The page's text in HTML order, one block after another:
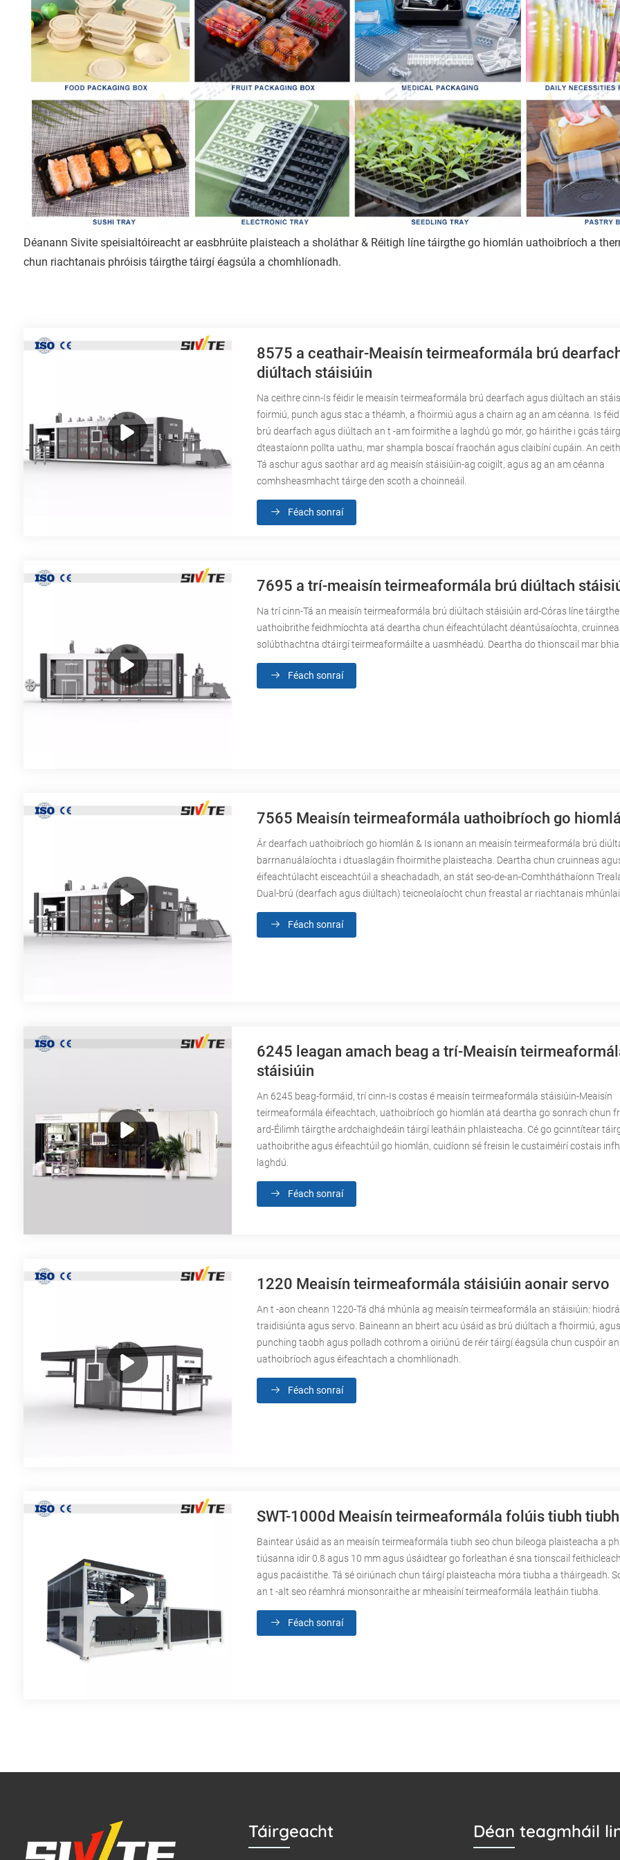
Déanann Sivite speisialtóireacht ar easbhrúite plaisteach a sholáthar & Réitigh líne táirgthe go hiomlán uathoibríoch a
chun riachtanais phróisis táirgthe táirgí éagsúla a chomhlíonadh.
8575 a ceathair-Meaisín teirmeaformála brú
diúltach stáisiúin
Na ceithre cinn-Is féidir le meaisín teirmeaformála brú dearfach agus diúltach an
foirmiú, punch agus stac a théamh, a fhoirmiú agus a chairn ag an am céanna. Is
brú dearfach agus diúltach an t -am foirmithe a laghdú go mór, go háirithe i gcás
dteastaíonn pollta uathu, mar shampla boscaí fraochán agus claibíní cupáin. An
Tá aschur agus saothar ard ag meaisín stáisiúin-ag coigilt, agus ag an am céanna
comhsheasmhacht táirge den scoth a choinneáil.
Féach sonraí
7695 a trí-meaisín teirmeaformála brú diúltach
Na trí cinn-Tá an meaisín teirmeaformála brú diúltach stáisiúin ard-Córas líne táirgthe
uathoibrithe feidhmíochta atá deartha chun éifeachtúlacht déantúsaíochta,
solúbthachtna dtáirgí teirmeaformáilte a uasmhéadú. Deartha do thionscail mar
Féach sonraí
7565 Meaisín teirmeaformála uathoibríoch go
Ár dearfach uathoibríoch go hiomlán & Is ionann an meaisín teirmeaformála brú
barrnanuálaíochta i dtuaslagáin fhoirmithe plaisteacha. Deartha chun cruinneas
éifeachtúlacht eisceachtúil a sheachadadh, an stát seo-de-an-Comhtháthaíonn
Dual-brú (dearfach agus diúltach) teicneolaíocht chun freastal ar riachtanais
Féach sonraí
6245 leagan amach beag a trí-Meaisín
stáisiúin
An 6245 beag-formáid, trí cinn-Is costas é meaisín teirmeaformála stáisiúin-Meaisín
teirmeaformála éifeachtach, uathoibríoch go hiomlán atá deartha go sonrach chun
ard-Éilimh táirgthe ardchaighdeáin táirgí leatháin phlaisteacha. Cé go gcinntítear
uathoibrithe agus éifeachtúil go hiomlán, cuidíonn sé freisin le custaiméirí costais
laghdú.
Féach sonraí
1220 Meaisín teirmeaformála stáisiúin aonair servo
An t -aon cheann 1220-Tá dhá mhúnla ag meaisín teirmeaformála an stáisiúin:
traidisiúnta agus servo. Baineann an bheirt acu úsáid as brú diúltach a fhoirmiú,
punching taobh agus polladh cothrom a oiriúnú de réir táirgí éagsúla chun cuspóir
uathoibríoch agus éifeachtach a chomhlíonadh.
Féach sonraí
SWT-1000d Meaisín teirmeaformála folúis tiubh tiubh
Baintear úsáid as an meaisín teirmeaformála tiubh seo chun bileoga plaisteacha a
tiúsanna idir 0.8 agus 10 mm agus úsáidtear go forleathan é sna tionscail
agus pacáistithe. Tá sé oiriúnach chun táirgí plaisteacha móra tiubha a tháirgeadh.
an t -alt seo réamhrá mionsonraithe ar mheaisíní teirmeaformála leatháin tiubha.
Féach sonraí
Táirgeacht Déan teagmháil